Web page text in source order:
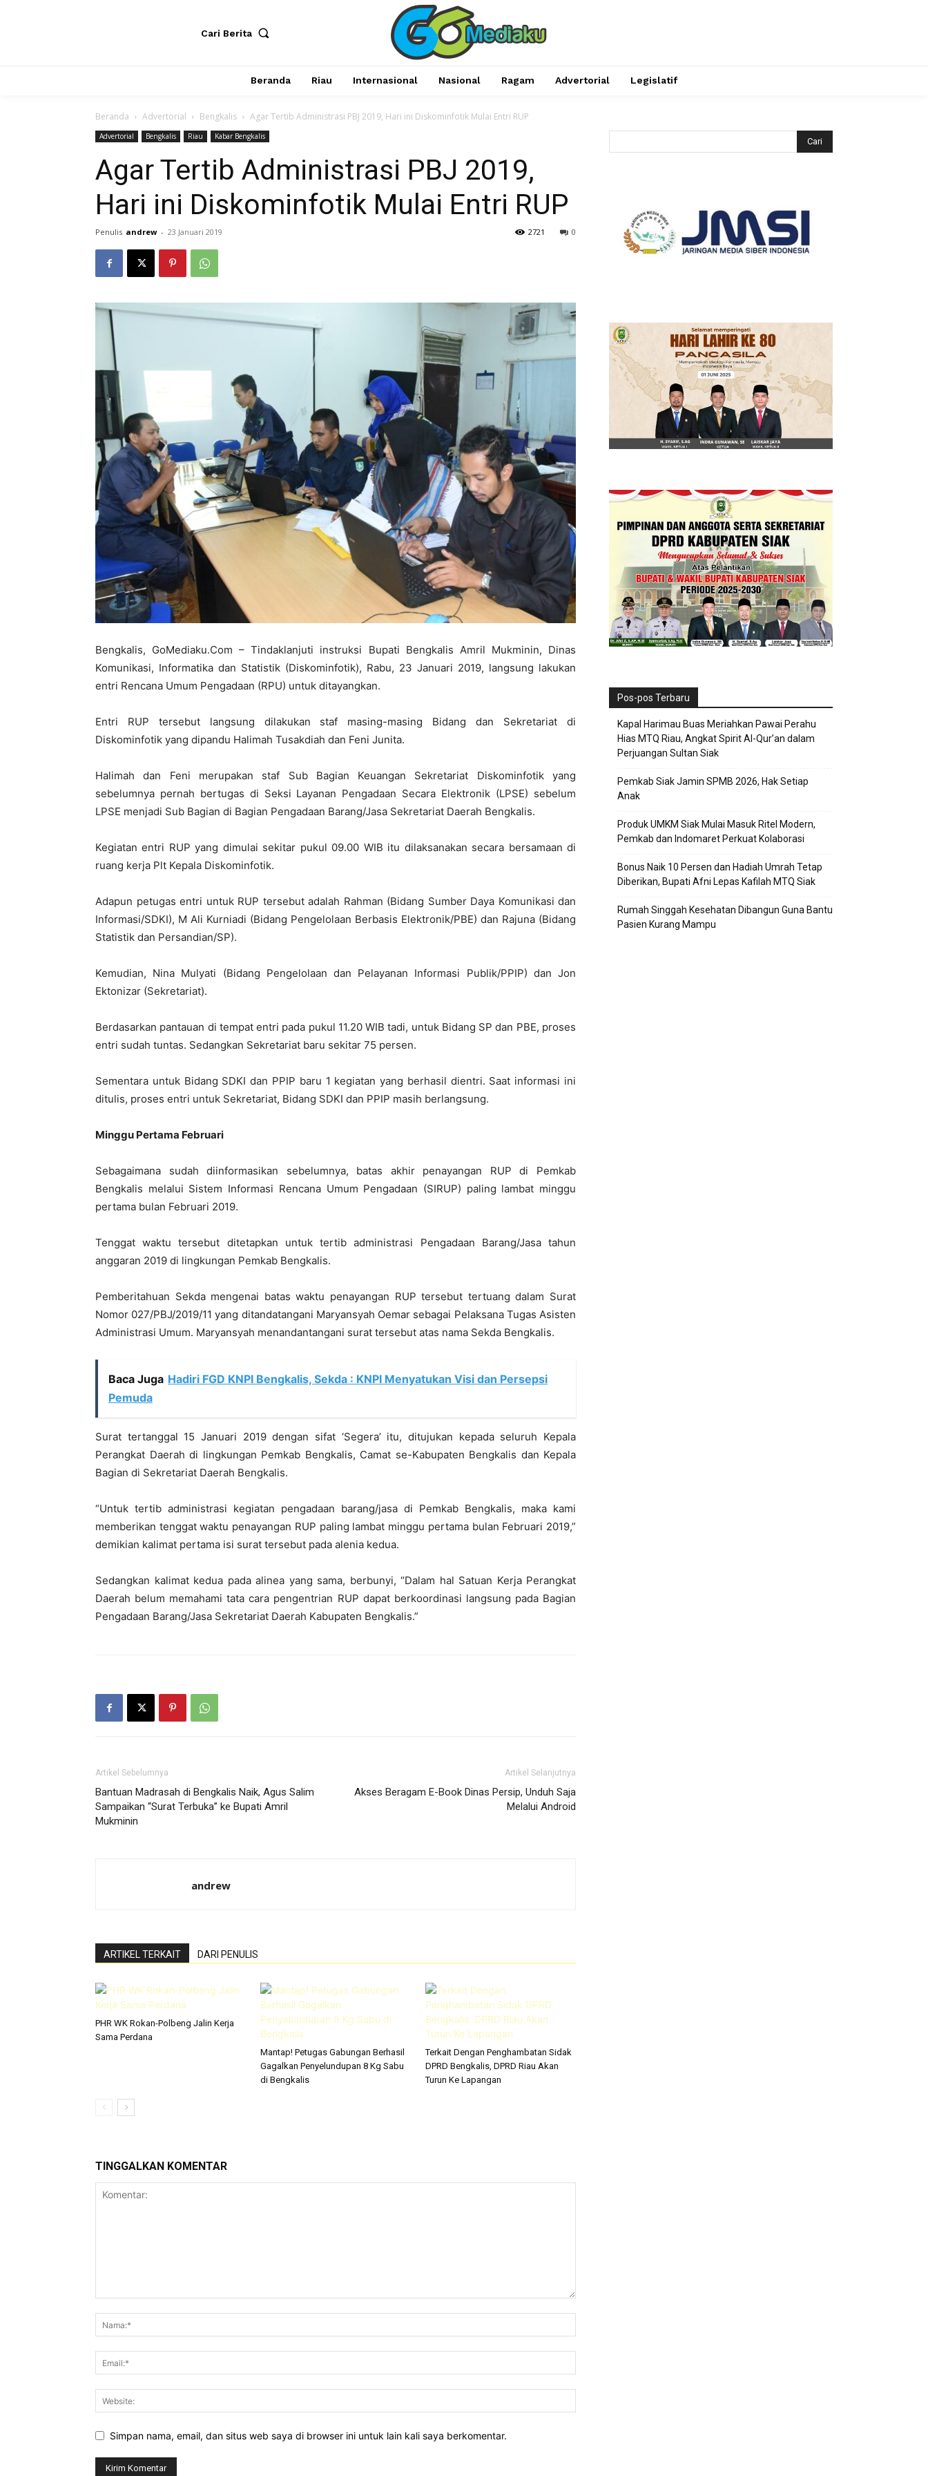
Cari Berita
Beranda Riau Internasional Nasional Ragam Advertorial Legislatif
Beranda Advertorial Bengkalis Agar Tertib Administrasi PBJ 2019, Hari ini Diskominfotik Mulai Entri RUP
Advertorial Bengkalis Riau Kabar Bengkalis
Agar Tertib Administrasi PBJ 2019,
Hari ini Diskominfotik Mulai Entri RUP
Penulis andrew - 23 Januari 2019 0
2721
Bengkalis, GoMediaku.Com – Tindaklanjuti instruksi Bupati Bengkalis Amril Mukminin, Dinas
Komunikasi, Informatika dan Statistik (Diskominfotik), Rabu, 23 Januari 2019, langsung lakukan
entri Rencana Umum Pengadaan (RPU) untuk ditayangkan.
Entri RUP tersebut langsung dilakukan staf masing-masing Bidang dan Sekretariat di
Diskominfotik yang dipandu Halimah Tusakdiah dan Feni Junita.
Halimah dan Feni merupakan staf Sub Bagian Keuangan Sekretariat Diskominfotik yang
sebelumnya pernah bertugas di Seksi Layanan Pengadaan Secara Elektronik (LPSE) sebelum
LPSE menjadi Sub Bagian di Bagian Pengadaan Barang/Jasa Sekretariat Daerah Bengkalis.
Kegiatan entri RUP yang dimulai sekitar pukul 09.00 WIB itu dilaksanakan secara bersamaan di
ruang kerja Plt Kepala Diskominfotik.
Adapun petugas entri untuk RUP tersebut adalah Rahman (Bidang Sumber Daya Komunikasi dan
Informasi/SDKI), M Ali Kurniadi (Bidang Pengelolaan Berbasis Elektronik/PBE) dan Rajuna (Bidang
Statistik dan Persandian/SP).
Kemudian, Nina Mulyati (Bidang Pengelolaan dan Pelayanan Informasi Publik/PPIP) dan Jon
Ektonizar (Sekretariat).
Berdasarkan pantauan di tempat entri pada pukul 11.20 WIB tadi, untuk Bidang SP dan PBE, proses
entri sudah tuntas. Sedangkan Sekretariat baru sekitar 75 persen.
Sementara untuk Bidang SDKI dan PPIP baru 1 kegiatan yang berhasil dientri. Saat informasi ini
ditulis, proses entri untuk Sekretariat, Bidang SDKI dan PPIP masih berlangsung.
Minggu Pertama Februari
Sebagaimana sudah diinformasikan sebelumnya, batas akhir penayangan RUP di Pemkab
Bengkalis melalui Sistem Informasi Rencana Umum Pengadaan (SIRUP) paling lambat minggu
pertama bulan Februari 2019.
Tenggat waktu tersebut ditetapkan untuk tertib administrasi Pengadaan Barang/Jasa tahun
anggaran 2019 di lingkungan Pemkab Bengkalis.
Pemberitahuan Sekda mengenai batas waktu penayangan RUP tersebut tertuang dalam Surat
Nomor 027/PBJ/2019/11 yang ditandatangani Maryansyah Oemar sebagai Pelaksana Tugas Asisten
Administrasi Umum. Maryansyah menandantangani surat tersebut atas nama Sekda Bengkalis.
Baca Juga Hadiri FGD KNPI Bengkalis, Sekda : KNPI Menyatukan Visi dan Persepsi
Pemuda
Surat tertanggal 15 Januari 2019 dengan sifat ‘Segera’ itu, ditujukan kepada seluruh Kepala
Perangkat Daerah di lingkungan Pemkab Bengkalis, Camat se-Kabupaten Bengkalis dan Kepala
Bagian di Sekretariat Daerah Bengkalis.
“Untuk tertib administrasi kegiatan pengadaan barang/jasa di Pemkab Bengkalis, maka kami
memberikan tenggat waktu penayangan RUP paling lambat minggu pertama bulan Februari 2019,”
demikian kalimat pertama isi surat tersebut pada alenia kedua.
Sedangkan kalimat kedua pada alinea yang sama, berbunyi, “Dalam hal Satuan Kerja Perangkat
Daerah belum memahami tata cara pengentrian RUP dapat berkoordinasi langsung pada Bagian
Pengadaan Barang/Jasa Sekretariat Daerah Kabupaten Bengkalis.”
Artikel Sebelumnya
Bantuan Madrasah di Bengkalis Naik, Agus Salim
Sampaikan “Surat Terbuka” ke Bupati Amril
Mukminin
Artikel Selanjutnya
Akses Beragam E-Book Dinas Persip, Unduh Saja
Melalui Android
andrew
ARTIKEL TERKAIT DARI PENULIS
PHR WK Rokan-Polbeng Jalin Kerja
Sama Perdana
Mantap! Petugas Gabungan Berhasil
Gagalkan Penyelundupan 8 Kg Sabu
di Bengkalis
Terkait Dengan Penghambatan Sidak
DPRD Bengkalis, DPRD Riau Akan
Turun Ke Lapangan
TINGGALKAN KOMENTAR
Simpan nama, email, dan situs web saya di browser ini untuk lain kali saya berkomentar.
Pos-pos Terbaru
Kapal Harimau Buas Meriahkan Pawai Perahu
Hias MTQ Riau, Angkat Spirit Al-Qur’an dalam
Perjuangan Sultan Siak
Pemkab Siak Jamin SPMB 2026, Hak Setiap
Anak
Produk UMKM Siak Mulai Masuk Ritel Modern,
Pemkab dan Indomaret Perkuat Kolaborasi
Bonus Naik 10 Persen dan Hadiah Umrah Tetap
Diberikan, Bupati Afni Lepas Kafilah MTQ Siak
Rumah Singgah Kesehatan Dibangun Guna Bantu
Pasien Kurang Mampu